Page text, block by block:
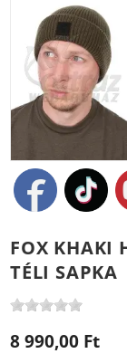
FOX KHAKI
TÉLI SAPKA
8 990,00 Ft